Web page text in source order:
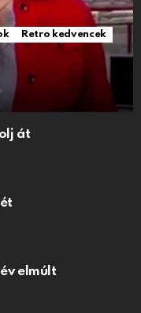
Retro kedvencek
át
év elmúlt